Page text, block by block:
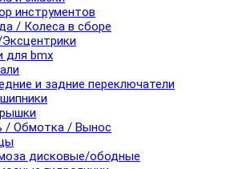
инструментов
/ Колеса в сборе
для bmx
и задние переключатели
/ Обмотка / Вынос
дисковые/ободные